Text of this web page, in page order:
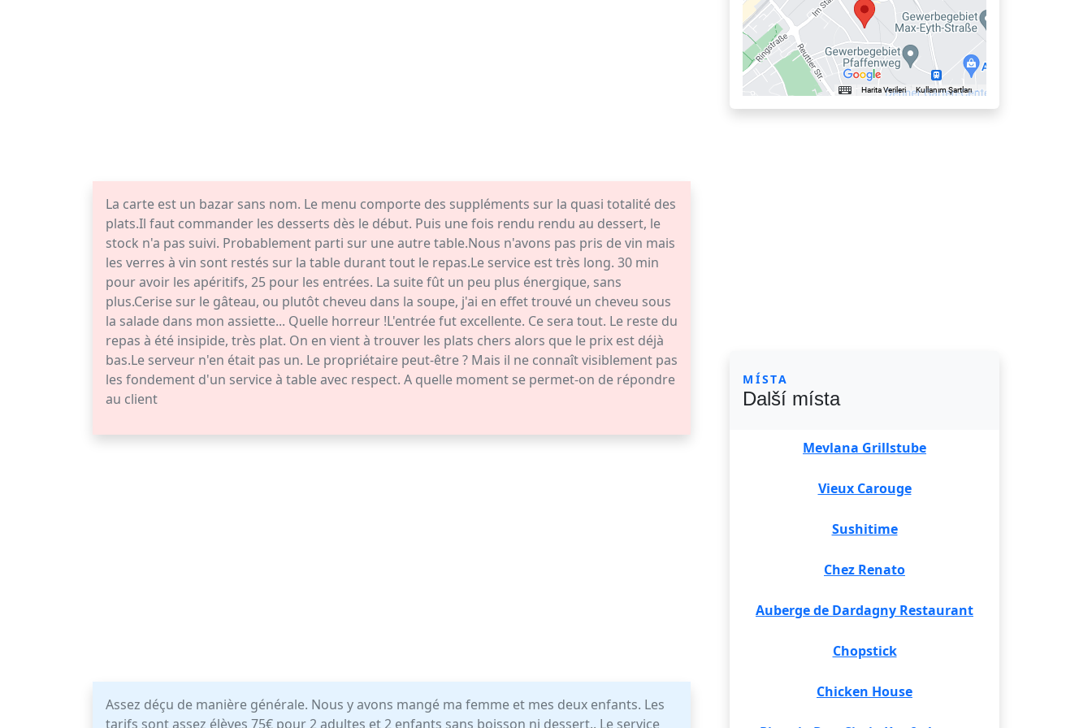
La carte est un bazar sans nom. Le menu comporte des suppléments sur la quasi totalité des
plats.Il faut commander les desserts dès le début. Puis une fois rendu rendu au dessert, le
stock n'a pas suivi. Probablement parti sur une autre table.Nous n'avons pas pris de vin mais
les verres à vin sont restés sur la table durant tout le repas.Le service est très long. 30 min
pour avoir les apéritifs, 25 pour les entrées. La suite fût un peu plus énergique, sans
plus.Cerise sur le gâteau, ou plutôt cheveu dans la soupe, j'ai en effet trouvé un cheveu sous
la salade dans mon assiette... Quelle horreur !L'entrée fut excellente. Ce sera tout. Le reste du
repas à été insipide, très plat. On en vient à trouver les plats chers alors que le prix est déjà
bas.Le serveur n'en était pas un. Le propriétaire peut-être ? Mais il ne connaît visiblement pas
les fondement d'un service à table avec respect. A quelle moment se permet-on de répondre
au client
Assez déçu de manière générale. Nous y avons mangé ma femme et mes deux enfants. Les
tarifs sont assez élèves 75€ pour 2 adultes et 2 enfants sans boisson ni dessert.. Le service
MÍSTA
Další místa
Mevlana Grillstube
Vieux Carouge
Sushitime
Chez Renato
Auberge de Dardagny Restaurant
Chopstick
Chicken House